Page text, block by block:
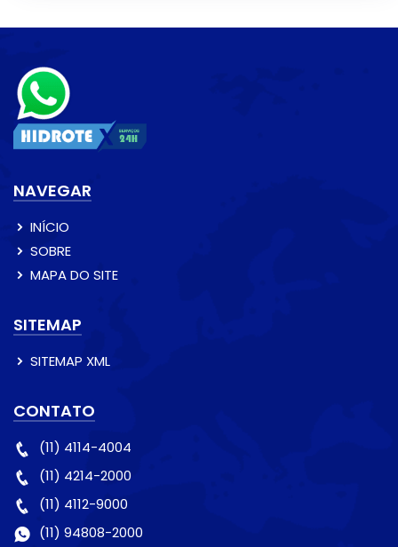
NAVEGAR
INÍCIO
SOBRE
MAPA DO SITE
SITEMAP
SITEMAP XML
CONTATO
(11) 4114-4004
(11) 4214-2000
(11) 4112-9000
(11) 94808-2000